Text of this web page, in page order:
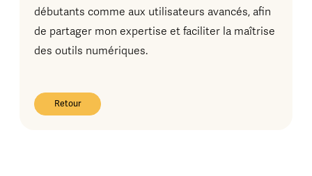
débutants comme aux utilisateurs avancés, afin
de partager mon expertise et faciliter la maîtrise
des outils numériques.
Retour